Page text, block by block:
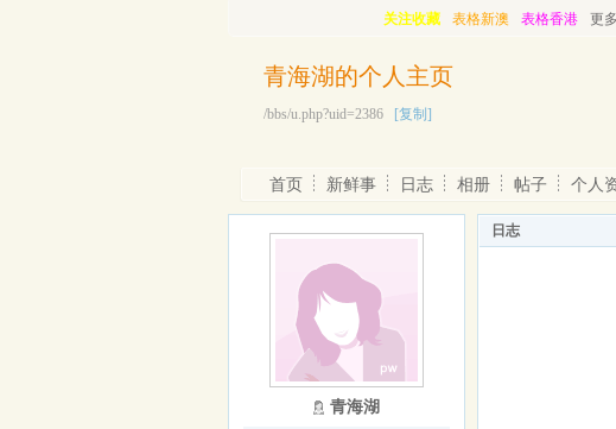
关注收藏 表格新澳 表格香港 更多
青海湖的个人主页
/bbs/u.php?uid=2386 [复制]
首页 新鲜事 日志 相册 帖子 个人
青海湖
日志